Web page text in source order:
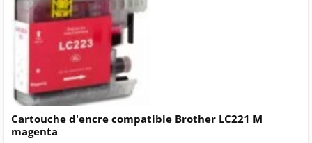
Cartouche d'encre compatible Brother LC221 M
magenta